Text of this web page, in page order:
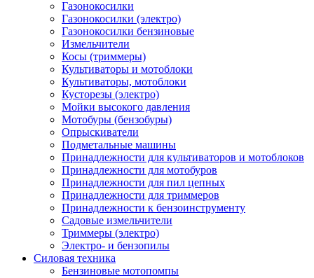
Газонокосилки
Газонокосилки (электро)
Газонокосилки бензиновые
Измельчители
Косы (триммеры)
Культиваторы и мотоблоки
Культиваторы, мотоблоки
Кусторезы (электро)
Мойки высокого давления
Мотобуры (бензобуры)
Опрыскиватели
Подметальные машины
Принадлежности для культиваторов и мотоблоков
Принадлежности для мотобуров
Принадлежности для пил цепных
Принадлежности для триммеров
Принадлежности к бензоинструменту
Садовые измельчители
Триммеры (электро)
Электро- и бензопилы
Силовая техника
Бензиновые мотопомпы